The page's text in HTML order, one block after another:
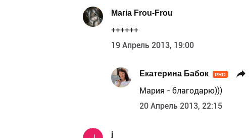
Maria Frou-Frou
++++++
19 Апрель 2013, 19:00
Екатерина Бабок PRO
Мария - благодарю)))
20 Апрель 2013, 22:15
j